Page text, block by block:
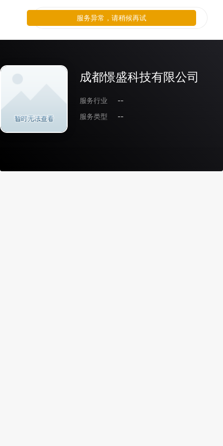
成都憬盛科技有限公司
服务行业
--
服务类型
--
服务异常，请稍候再试